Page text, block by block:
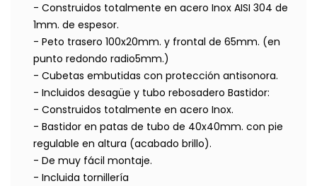
- Construidos totalmente en acero Inox AISI 304 de
1mm. de espesor.
- Peto trasero 100x20mm. y frontal de 65mm. (en
punto redondo radio5mm.)
- Cubetas embutidas con protección antisonora.
- Incluidos desagüe y tubo rebosadero Bastidor:
- Construidos totalmente en acero Inox.
- Bastidor en patas de tubo de 40x40mm. con pie
regulable en altura (acabado brillo).
- De muy fácil montaje.
- Incluida tornillería